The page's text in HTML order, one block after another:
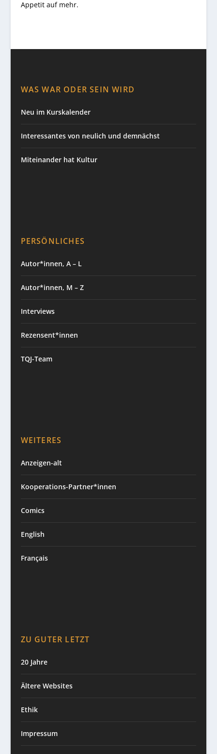
Appetit auf mehr.
WAS WAR ODER SEIN WIRD
Neu im Kurskalender
Interessantes von neulich und demnächst
Miteinander hat Kultur
PERSÖNLICHES
Autor*innen, A – L
Autor*innen, M – Z
Interviews
Rezensent*innen
TQJ-Team
WEITERES
Anzeigen-alt
Kooperations-Partner*innen
Comics
English
Français
ZU GUTER LETZT
20 Jahre
Ältere Websites
Ethik
Impressum